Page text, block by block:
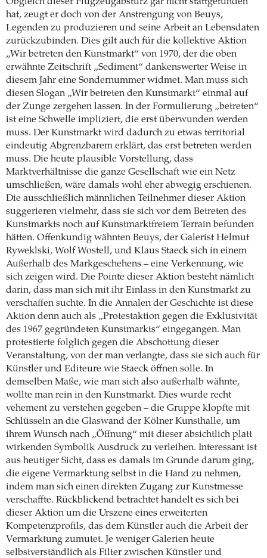
hat, zeugt er doch von der Anstrengung von Beuys,
Legenden zu produzieren und seine Arbeit an Lebensdaten
zurückzubinden. Dies gilt auch für die kollektive Aktion
„Wir betreten den Kunstmarkt“ von 1970, der die oben
erwähnte Zeitschrift „Sediment“ dankenswerter Weise in
diesem Jahr eine Sondernummer widmet. Man muss sich
diesen Slogan „Wir betreten den Kunstmarkt“ einmal auf
der Zunge zergehen lassen. In der Formulierung „betreten“
ist eine Schwelle impliziert, die erst überwunden werden
muss. Der Kunstmarkt wird dadurch zu etwas territorial
eindeutig Abgrenzbarem erklärt, das erst betreten werden
muss. Die heute plausible Vorstellung, dass
Marktverhältnisse die ganze Gesellschaft wie ein Netz
umschließen, wäre damals wohl eher abwegig erschienen.
Die ausschließlich männlichen Teilnehmer dieser Aktion
suggerieren vielmehr, dass sie sich vor dem Betreten des
Kunstmarkts noch auf Kunstmarktfreiem Terrain befunden
hätten. Offenkundig wähnten Beuys, der Galerist Helmut
Ryweklski, Wolf Wostell, und Klaus Staeck sich in einem
Außerhalb des Markgeschehens – eine Verkennung, wie
sich zeigen wird. Die Pointe dieser Aktion besteht nämlich
darin, dass man sich mit ihr Einlass in den Kunstmarkt zu
verschaffen suchte. In die Annalen der Geschichte ist diese
Aktion denn auch als „Protestaktion gegen die Exklusivität
des 1967 gegründeten Kunstmarkts“ eingegangen. Man
protestierte folglich gegen die Abschottung dieser
Veranstaltung, von der man verlangte, dass sie sich auch für
Künstler und Editeure wie Staeck öffnen solle. In
demselben Maße, wie man sich also außerhalb wähnte,
wollte man rein in den Kunstmarkt. Dies wurde recht
vehement zu verstehen gegeben – die Gruppe klopfte mit
Schlüsseln an die Glaswand der Kölner Kunsthalle, um
ihrem Wunsch nach „Öffnung“ mit dieser absichtlich platt
wirkenden Symbolik Ausdruck zu verleihen. Interessant ist
aus heutiger Sicht, dass es damals im Grunde darum ging,
die eigene Vermarktung selbst in die Hand zu nehmen,
indem man sich einen direkten Zugang zur Kunstmesse
verschaffte. Rückblickend betrachtet handelt es sich bei
dieser Aktion um die Urszene eines erweiterten
Kompetenzprofils, das dem Künstler auch die Arbeit der
Vermarktung zumutet. Je weniger Galerien heute
selbstverständlich als Filter zwischen Künstler und